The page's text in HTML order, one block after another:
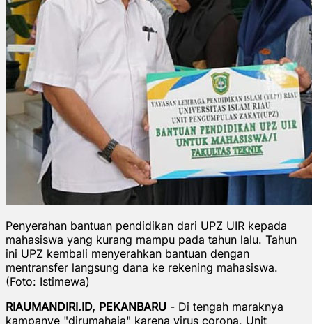
Penyerahan bantuan pendidikan dari UPZ UIR kepada
mahasiswa yang kurang mampu pada tahun lalu. Tahun
ini UPZ kembali menyerahkan bantuan dengan
mentransfer langsung dana ke rekening mahasiswa.
(Foto: Istimewa)
RIAUMANDIRI.ID, PEKANBARU - Di tengah maraknya
kampanye "dirumahaja" karena virus corona, Unit